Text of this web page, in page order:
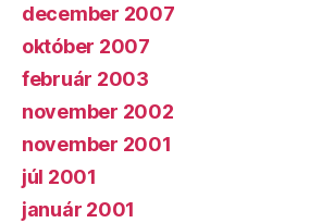
december 2007
október 2007
február 2003
november 2002
november 2001
júl 2001
január 2001